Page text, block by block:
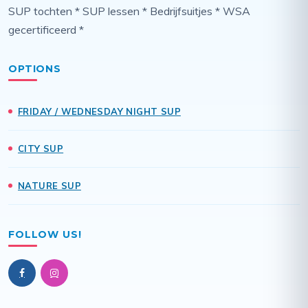
SUP tochten * SUP lessen * Bedrijfsuitjes * WSA
gecertificeerd *
OPTIONS
FRIDAY / WEDNESDAY NIGHT SUP
CITY SUP
NATURE SUP
FOLLOW US!